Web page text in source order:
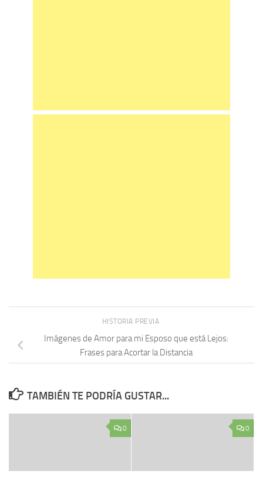
HISTORIA PREVIA
Imágenes de Amor para mi Esposo que está Lejos:
Frases para Acortar la Distancia
TAMBIÉN TE PODRÍA GUSTAR...
0 0